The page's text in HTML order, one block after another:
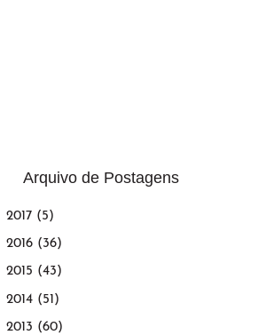
Arquivo de Postagens
2017 (5)
2016 (36)
2015 (43)
2014 (51)
2013 (60)